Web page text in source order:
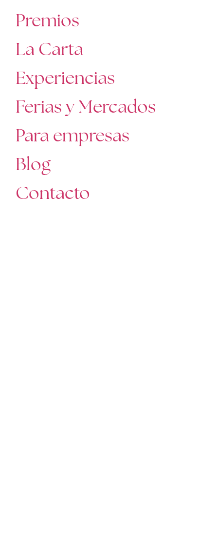
Premios
La Carta
Experiencias
Ferias y Mercados
Para empresas
Blog
Contacto